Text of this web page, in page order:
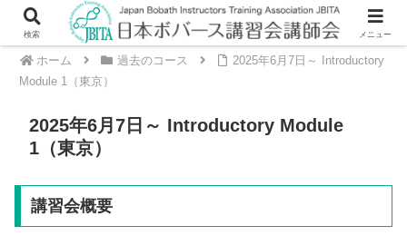
ホーム 過去のコース
2025年6月7日～ Introductory
Module 1（東京）
2025年6月7日～ Introductory Module
1（東京）
講習会概要
検索 メニュー